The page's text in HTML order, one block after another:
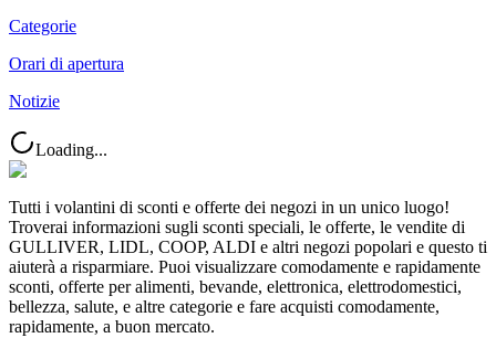
Categorie
Orari di apertura
Notizie
Loading...
Tutti i volantini di sconti e offerte dei negozi in un unico luogo!
Troverai informazioni sugli sconti speciali, le offerte, le vendite di
GULLIVER, LIDL, COOP, ALDI e altri negozi popolari e questo ti
aiuterà a risparmiare. Puoi visualizzare comodamente e rapidamente
sconti, offerte per alimenti, bevande, elettronica, elettrodomestici,
bellezza, salute, e altre categorie e fare acquisti comodamente,
rapidamente, a buon mercato.